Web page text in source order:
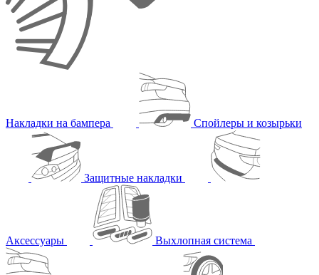
Накладки на бампера Спойлеры и козырьки
Защитные накладки
Аксессуары Выхлопная система